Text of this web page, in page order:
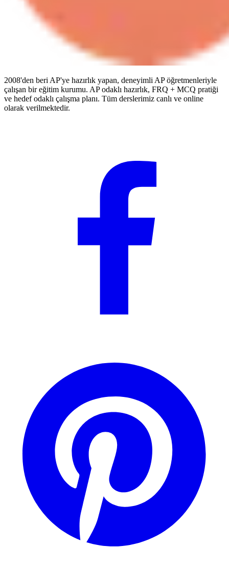
2008'den beri AP'ye hazırlık yapan, deneyimli AP öğretmenleriyle
çalışan bir eğitim kurumu. AP odaklı hazırlık, FRQ + MCQ pratiği
ve hedef odaklı çalışma planı. Tüm derslerimiz canlı ve online
olarak verilmektedir.